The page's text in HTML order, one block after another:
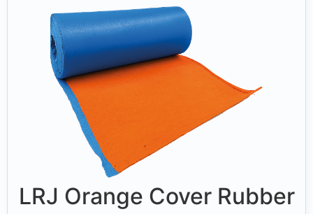
LRJ Orange Cover Rubber